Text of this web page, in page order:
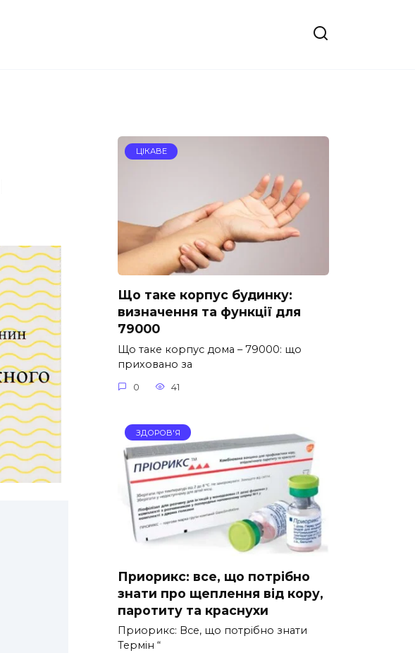
ЦІКАВЕ
Що таке корпус будинку:
визначення та функції для
79000
Що таке корпус дома – 79000: що
приховано за
0 41
ЗДОРОВ'Я
Приорикс: все, що потрібно
знати про щеплення від кору,
паротиту та краснухи
Приорикс: Все, що потрібно знати
Термін “